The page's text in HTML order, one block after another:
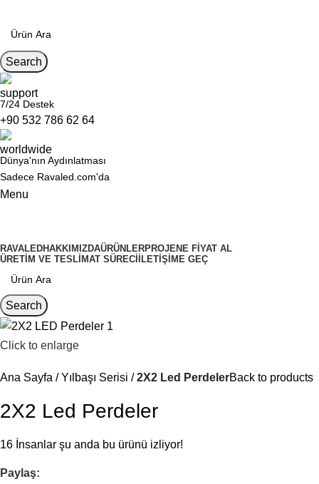
Search
7/24 Destek
+90 532 786 62 64
Dünya'nın Aydınlatması
Sadece Ravaled.com'da
Menu
RAVALEDHAKKIMIZDAÜRÜNLERPROJENE FIYAT AL
ÜRETIM VE TESLIMAT SÜRECI
İLETIŞIME GEÇ
Search
Click to enlarge
Ana Sayfa Yılbaşı Serisi 2X2 Led PerdelerBack to products
2X2 Led Perdeler
16 İnsanlar şu anda bu ürünü izliyor!
Paylaş: